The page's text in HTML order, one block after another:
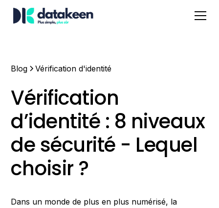
Blog Vérification d'identité
Vérification
d’identité : 8 niveaux
de sécurité - Lequel
choisir ?
Dans un monde de plus en plus numérisé, la